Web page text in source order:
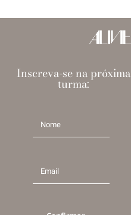
Inscreva-se na próxima
turma: